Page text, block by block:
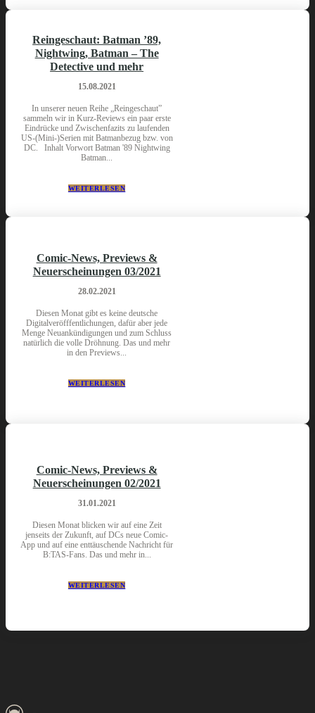
Reingeschaut: Batman ’89,
Nightwing, Batman – The
Detective und mehr
15.08.2021
In unserer neuen Reihe „Reingeschaut”
sammeln wir in Kurz-Reviews ein paar erste
Eindrücke und Zwischenfazits zu laufenden
US-(Mini-)Serien mit Batmanbezug bzw. von
DC. Inhalt Vorwort Batman '89 Nightwing
Batman...
WEITERLESEN
Comic-News, Previews &
Neuerscheinungen 03/2021
28.02.2021
Diesen Monat gibt es keine deutsche
Digitalveröfffentlichungen, dafür aber jede
Menge Neuankündigungen und zum Schluss
natürlich die volle Dröhnung. Das und mehr
in den Previews...
WEITERLESEN
Comic-News, Previews &
Neuerscheinungen 02/2021
31.01.2021
Diesen Monat blicken wir auf eine Zeit
jenseits der Zukunft, auf DCs neue Comic-
App und auf eine enttäuschende Nachricht für
B:TAS-Fans. Das und mehr in...
WEITERLESEN